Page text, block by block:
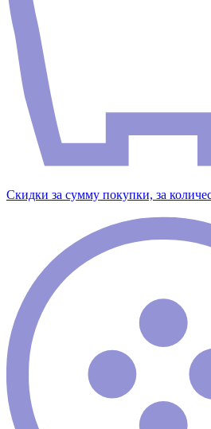
Скидки за сумму покупки, за